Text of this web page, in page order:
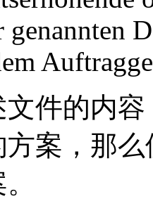
件的内
案，那